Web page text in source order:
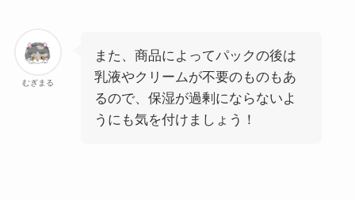
むぎまる
また、商品によってパックの後は
乳液やクリームが不要のものもあ
るので、保湿が過剰にならないよ
うにも気を付けましょう！